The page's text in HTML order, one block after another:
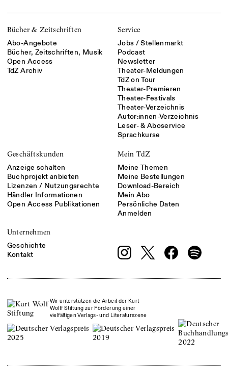
Bücher & Zeitschriften
Abo-Angebote
Bücher, Zeitschriften, Musik
Open Access
TdZ Archiv
Service
Jobs / Stellenmarkt
Podcast
Newsletter
Theater-Meldungen
TdZ on Tour
Theater-Premieren
Theater-Festivals
Theater-Verzeichnis
Autor:innen-Verzeichnis
Leser- & Aboservice
Sprachkurse
Geschäftskunden
Anzeige schalten
Buchprojekt anbieten
Lizenzen / Nutzungsrechte
Händler Informationen
Open Access Publikationen
Mein TdZ
Meine Themen
Meine Bestellungen
Download-Bereich
Mein Abo
Persönliche Daten
Anmelden
Unternehmen
Geschichte
Kontakt
Wir unterstützen die Arbeit der Kurt
Wolff Stiftung zur Förderung einer
vielfältigen Verlags- und Literaturszene